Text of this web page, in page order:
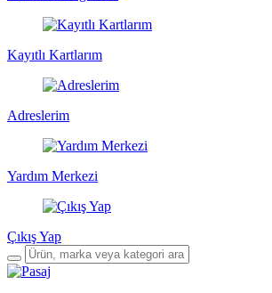
Kayıtlı Kartlarım
Adreslerim
Yardım Merkezi
Çıkış Yap